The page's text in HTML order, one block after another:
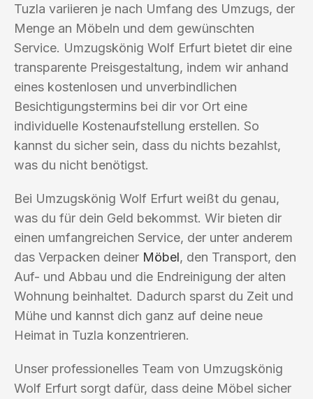
Tuzla variieren je nach Umfang des Umzugs, der
Menge an Möbeln und dem gewünschten
Service. Umzugskönig Wolf Erfurt bietet dir eine
transparente Preisgestaltung, indem wir anhand
eines kostenlosen und unverbindlichen
Besichtigungstermins bei dir vor Ort eine
individuelle Kostenaufstellung erstellen. So
kannst du sicher sein, dass du nichts bezahlst,
was du nicht benötigst.
Bei Umzugskönig Wolf Erfurt weißt du genau,
was du für dein Geld bekommst. Wir bieten dir
einen umfangreichen Service, der unter anderem
das Verpacken deiner Möbel, den Transport, den
Auf- und Abbau und die Endreinigung der alten
Wohnung beinhaltet. Dadurch sparst du Zeit und
Mühe und kannst dich ganz auf deine neue
Heimat in Tuzla konzentrieren.
Unser professionelles Team von Umzugskönig
Wolf Erfurt sorgt dafür, dass deine Möbel sicher